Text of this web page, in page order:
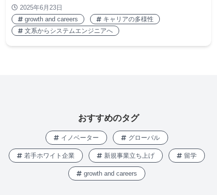
2025年6月23日
growth and careers
キャリアの多様性
文系からシステムエンジニアへ
おすすめのタグ
イノベーター グローバル
若手ホワイト企業 新規事業立ち上げ 留学
growth and careers